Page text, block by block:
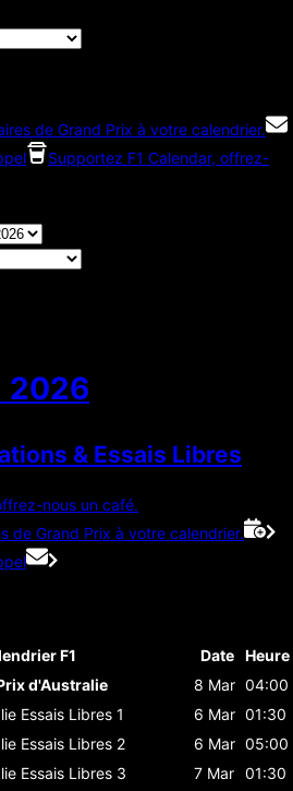
de Grand Prix à votre calendrier.
Supportez F1 Calendar, offrez-
2026
& Essais Libres
nous un café.
de Grand Prix à votre calendrier.
F1 Date Heure
d'Australie
8 Mar 04:00
Essais Libres 1 6 Mar 01:30
Essais Libres 2 6 Mar 05:00
Essais Libres 3 7 Mar 01:30